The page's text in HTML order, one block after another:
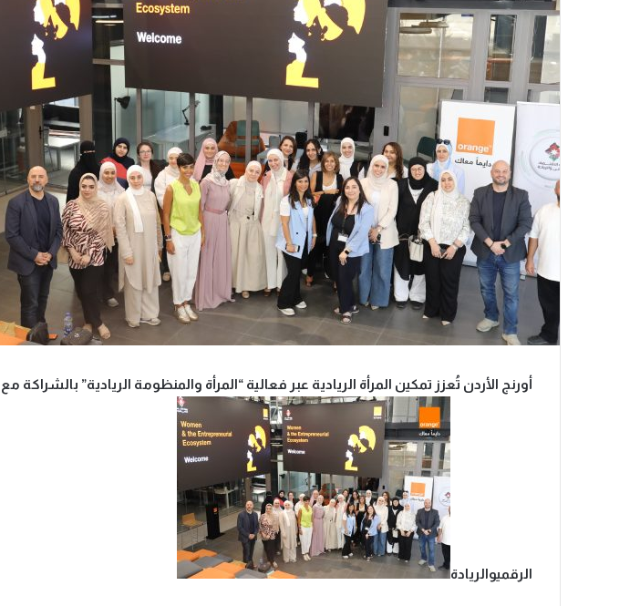
أورنج الأردن تُعزز تمكين المرأة الريادية عبر فعالية “المرأة والمنظومة الريادية” بالشراكة
الرقميوالريادة